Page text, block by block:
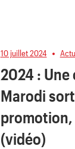
10 juillet 2024
2024 :
Marodi
(vidéo)